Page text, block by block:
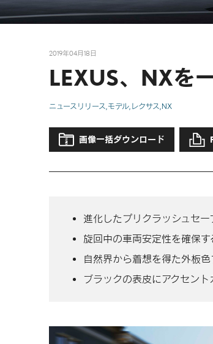
2019年04月18日
LEXUS、NXを
ニュースリリース モデル レクサス NX
画像一括ダウンロード
進化したプリクラッシュセー
旋回中の車両安定性を確保す
自然界から着想を得た外板色
ブラックの表皮にアクセント